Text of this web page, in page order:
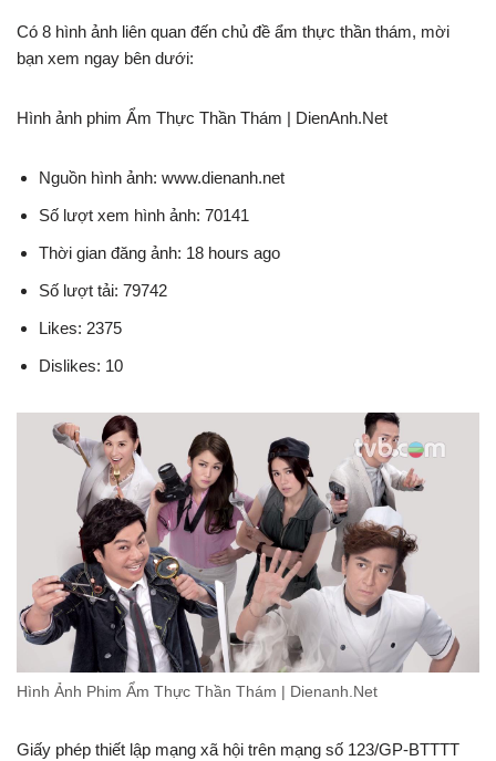
Có 8 hình ảnh liên quan đến chủ đề ẩm thực thần thám, mời
bạn xem ngay bên dưới:
Hình ảnh phim Ẩm Thực Thần Thám | DienAnh.Net
Nguồn hình ảnh: www.dienanh.net
Số lượt xem hình ảnh: 70141
Thời gian đăng ảnh: 18 hours ago
Số lượt tải: 79742
Likes: 2375
Dislikes: 10
Hình Ảnh Phim Ẩm Thực Thần Thám | Dienanh.Net
Giấy phép thiết lập mạng xã hội trên mạng số 123/GP-BTTTT